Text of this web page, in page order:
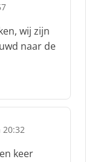
wij zijn
naar de
keer